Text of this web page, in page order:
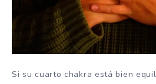
Si su cuarto chakra está bien